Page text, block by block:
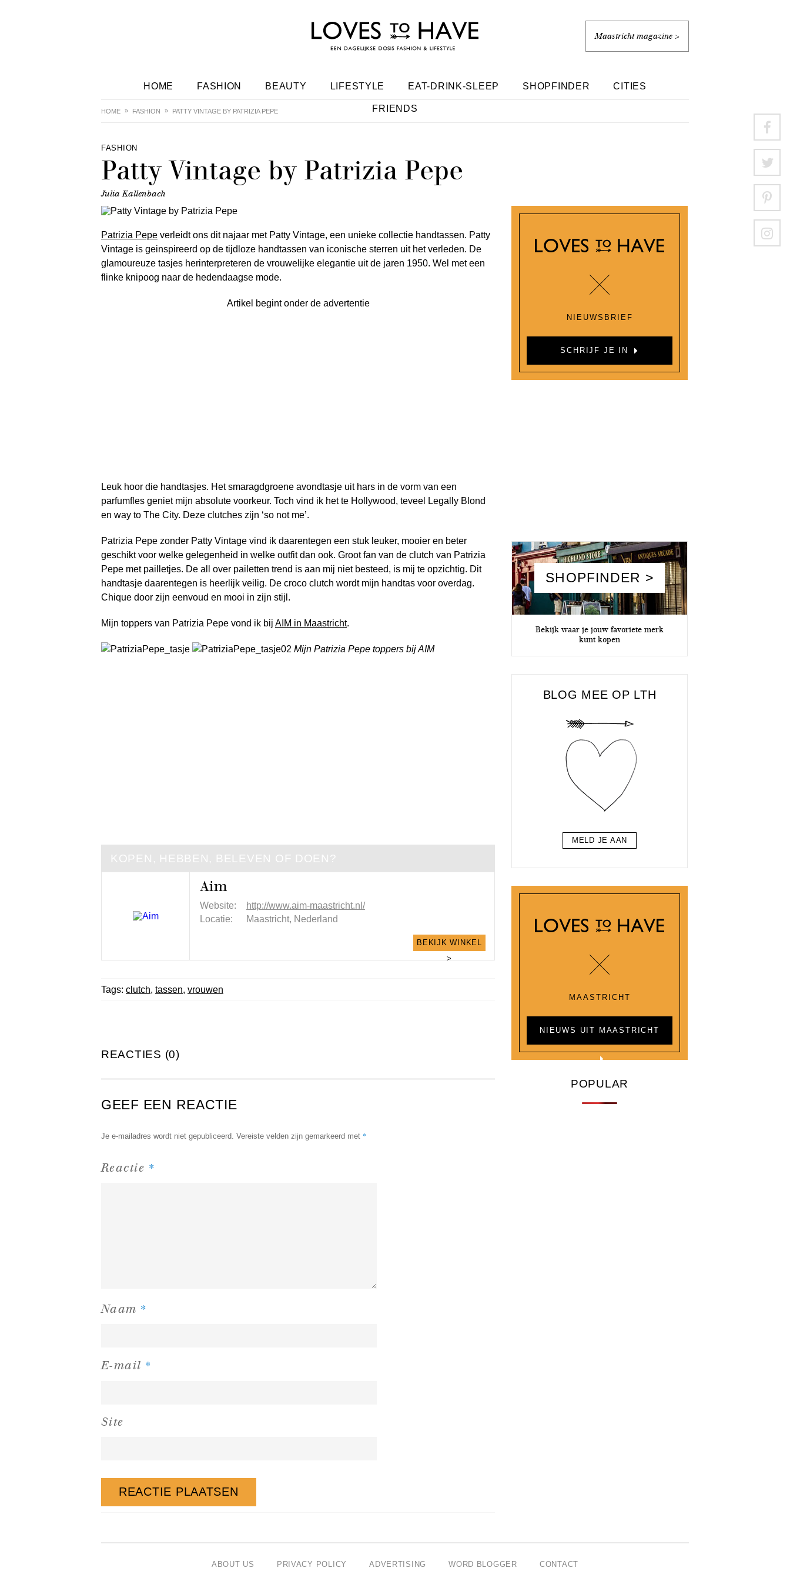
Maastricht magazine >
HOME FASHION BEAUTY LIFESTYLE EAT-DRINK-SLEEP SHOPFINDER CITIES
FRIENDS
HOME FASHION PATTY VINTAGE BY PATRIZIA PEPE
FASHION
Patty Vintage by Patrizia Pepe
Julia Kallenbach
Patrizia Pepe verleidt ons dit najaar met Patty Vintage, een unieke collectie handtassen. Patty
Vintage is geinspireerd op de tijdloze handtassen van iconische sterren uit het verleden. De
glamoureuze tasjes herinterpreteren de vrouwelijke elegantie uit de jaren 1950. Wel met een
flinke knipoog naar de hedendaagse mode.
Artikel begint onder de advertentie
Leuk hoor die handtasjes. Het smaragdgroene avondtasje uit hars in de vorm van een
parfumfles geniet mijn absolute voorkeur. Toch vind ik het te Hollywood, teveel Legally Blond
en way to The City. Deze clutches zijn ‘so not me’.
Patrizia Pepe zonder Patty Vintage vind ik daarentegen een stuk leuker, mooier en beter
geschikt voor welke gelegenheid in welke outfit dan ook. Groot fan van de clutch van Patrizia
Pepe met pailletjes. De all over pailetten trend is aan mij niet besteed, is mij te opzichtig. Dit
handtasje daarentegen is heerlijk veilig. De croco clutch wordt mijn handtas voor overdag.
Chique door zijn eenvoud en mooi in zijn stijl.
Mijn toppers van Patrizia Pepe vond ik bij AIM in Maastricht.
Mijn Patrizia Pepe toppers bij AIM
KOPEN, HEBBEN, BELEVEN OF DOEN?
Aim
Website:
http://www.aim-maastricht.nl/
Locatie:
Maastricht, Nederland
BEKIJK WINKEL
>
Tags: clutch, tassen, vrouwen
REACTIES (0)
GEEF EEN REACTIE
Je e-mailadres wordt niet gepubliceerd. Vereiste velden zijn gemarkeerd met *
Reactie *
Naam *
E-mail *
Site
NIEUWSBRIEF
SCHRIJF JE IN
SHOPFINDER >
Bekijk waar je jouw favoriete merk
kunt kopen
BLOG MEE OP LTH
MELD JE AAN
MAASTRICHT
NIEUWS UIT MAASTRICHT
POPULAR
ABOUT US PRIVACY POLICY ADVERTISING WORD BLOGGER CONTACT